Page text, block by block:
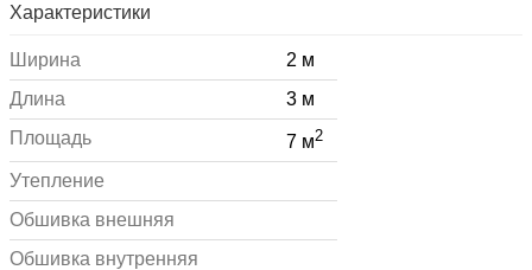
Характеристики
Ширина
2 м
Длина
3 м
Площадь
7 м2
Утепление
Обшивка внешняя
Обшивка внутренняя